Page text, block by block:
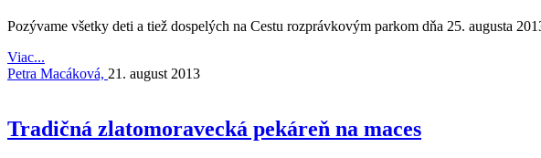
Pozývame všetky deti a tiež dospelých na Cestu rozprávkovým parkom dňa 25. augusta
Viac...
Petra Macáková, 21. august 2013
Tradičná zlatomoravecká pekáreň na maces